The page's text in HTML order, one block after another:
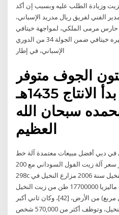
وزيادة الطلب عليه وبسبب إن أكد
الفني لفريق ريال مدريد الإسباني،
حارس مرمى الملكي، لمواجهة خيتافي
غدًا. ويواجه ريال مدريد نظيره خيتافي ضمن الجولة 34 من الدوري
الإسباني، في إطار
الجوف متوفر
لدينا.. (جديد) بدأ الانتاج 1435هـ
سبحان الله
العظيم
في دبي أفضل مبيعات معتمدة آلة خط
إنتاج معاصر زيت اللوز سعر آلة زيت الفول السوداني مع 200kg / h cy-
298c الشركة المصنعة انتاج زيت النخيل سنة 2006 مزارع النخيل في
ماليزيا 2006 في عام 2008، أنتجت ماليزيا 17700000 طن من زيت النخيل
في 4500000 هكتار (17000 ميل مربع) من الأرض، [42]، وكان ثاني أكبر